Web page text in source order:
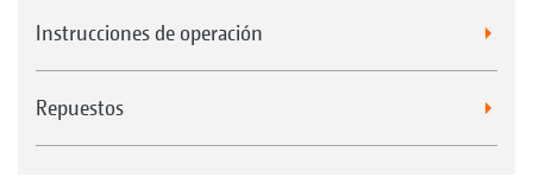
Instrucciones de operación
Repuestos